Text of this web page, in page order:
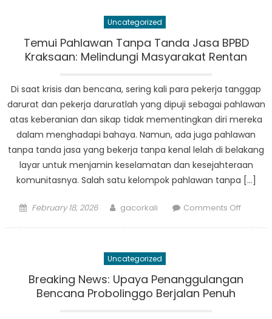
dan
di
Uncategorized
Temui Pahlawan Tanpa Tanda Jasa BPBD
Kraksaan: Melindungi Masyarakat Rentan
Di saat krisis dan bencana, sering kali para pekerja tanggap
darurat dan pekerja daruratlah yang dipuji sebagai pahlawan
atas keberanian dan sikap tidak mementingkan diri mereka
dalam menghadapi bahaya. Namun, ada juga pahlawan
tanpa tanda jasa yang bekerja tanpa kenal lelah di belakang
layar untuk menjamin keselamatan dan kesejahteraan
komunitasnya. Salah satu kelompok pahlawan tanpa […]
Posted
February 18, 2026 Author
gacorkali Comments Offon
Jasa
Uncategorized
Breaking News: Upaya Penanggulangan
Bencana Probolinggo Berjalan Penuh